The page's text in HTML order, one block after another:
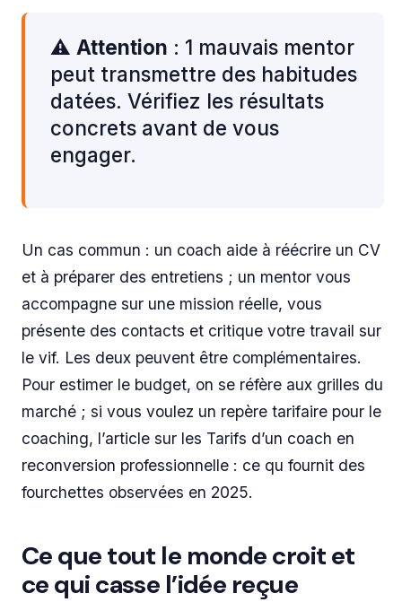
⚠️ Attention : 1 mauvais mentor
peut transmettre des habitudes
datées. Vérifiez les résultats
concrets avant de vous
engager.
Un cas commun : un coach aide à réécrire un CV
et à préparer des entretiens ; un mentor vous
accompagne sur une mission réelle, vous
présente des contacts et critique votre travail sur
le vif. Les deux peuvent être complémentaires.
Pour estimer le budget, on se réfère aux grilles du
marché ; si vous voulez un repère tarifaire pour le
coaching, l’article sur les Tarifs d’un coach en
reconversion professionnelle : ce qu fournit des
fourchettes observées en 2025.
Ce que tout le monde croit et
ce qui casse l’idée reçue